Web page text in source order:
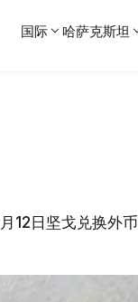
国际 哈萨克斯坦
12日坚戈兑换外币